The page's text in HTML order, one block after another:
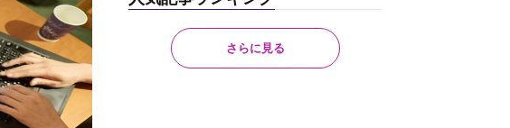
さらに見る